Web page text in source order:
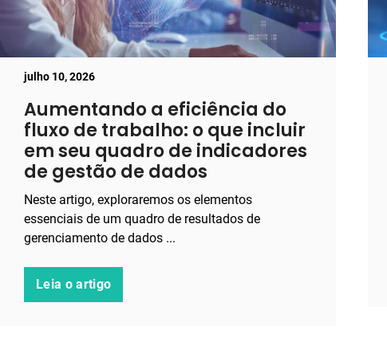
julho 10, 2026
Aumentando a eficiência do
fluxo de trabalho: o que incluir
em seu quadro de indicadores
de gestão de dados
Neste artigo, exploraremos os elementos
essenciais de um quadro de resultados de
gerenciamento de dados ...
Leia o artigo